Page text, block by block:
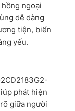
ngoại
dễ dàng
tiện, biển
yếu.
phát hiện
giữa người